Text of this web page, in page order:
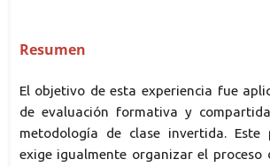
Resumen
El objetivo de esta experiencia fue
de evaluación formativa y
metodología de clase invertida. Este
exige igualmente organizar el proceso